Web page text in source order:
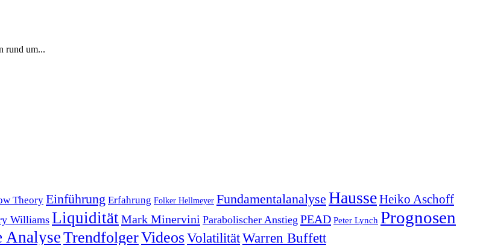
rund um...
Theory Einführung Erfahrung Folker Hellmeyer Fundamentalanalyse HausseHeiko Aschoff
Williams LiquiditätMark Minervini Parabolischer Anstieg PEAD Peter Lynch Prognosen
AnalyseTrendfolgerVideosVolatilitätWarren Buffett